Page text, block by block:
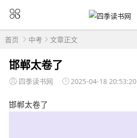
首页 中考 文章正文
邯郸太卷了
四季读书网 2025-04-18 20:53:20
邯郸太卷了